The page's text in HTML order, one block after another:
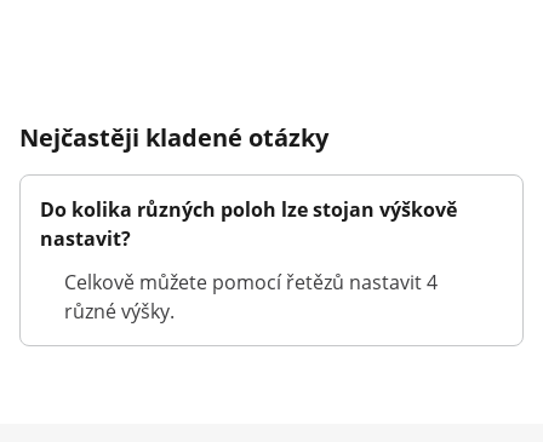
Nejčastěji kladené otázky
Do kolika různých poloh lze stojan výškově
nastavit?
Celkově můžete pomocí řetězů nastavit 4
různé výšky.